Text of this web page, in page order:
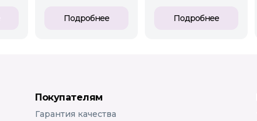
Подробнее Подробнее
Покупателям
Гарантия качества